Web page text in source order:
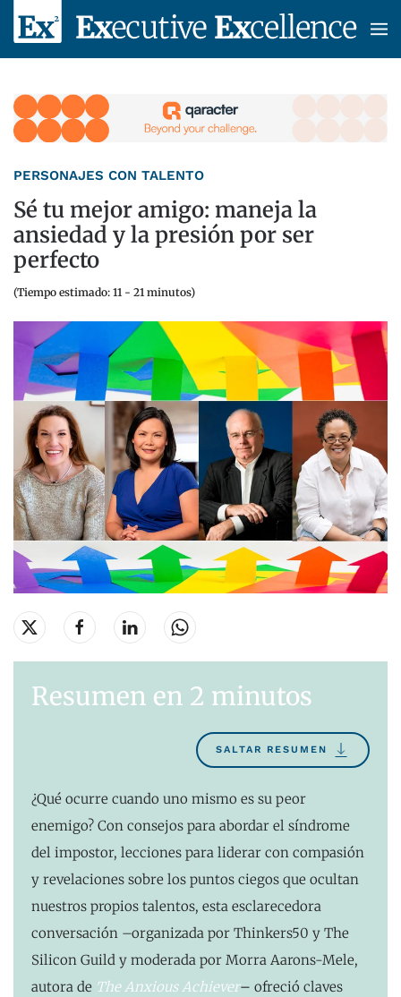
Skip to main content
PERSONAJES CON TALENTO
Sé tu mejor amigo: maneja la
ansiedad y la presión por ser
perfecto
(Tiempo estimado: 11 - 21 minutos)
Resumen en 2 minutos
SALTAR RESUMEN
¿Qué ocurre cuando uno mismo es su peor
enemigo? Con consejos para abordar el síndrome
del impostor, lecciones para liderar con compasión
y revelaciones sobre los puntos ciegos que ocultan
nuestros propios talentos, esta esclarecedora
conversación –organizada por Thinkers50 y The
Silicon Guild y moderada por Morra Aarons-Mele,
autora de The Anxious Achiever– ofreció claves